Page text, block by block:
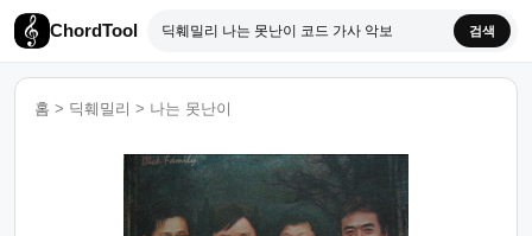
ChordTool 검색
홈 > 딕훼밀리 > 나는 못난이